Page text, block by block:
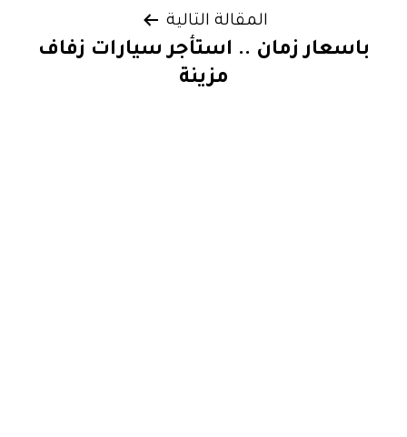
المقالة التالية
باسعار زمان .. استأجر سيارات زفاف
مزينة